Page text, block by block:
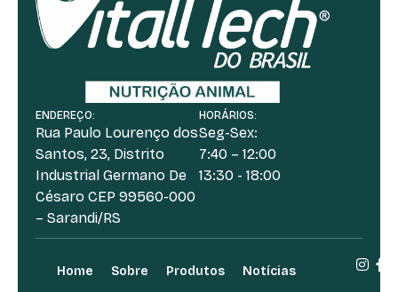
ENDEREÇO:
Rua Paulo Lourenço dos
Santos, 23, Distrito
Industrial Germano De
Césaro CEP 99560-000
– Sarandi/RS
HORÁRIOS:
Seg-Sex:
7:40 – 12:00
13:30 - 18:00
Home Sobre Produtos
Notícias